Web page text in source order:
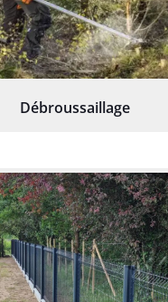
Débroussaillage